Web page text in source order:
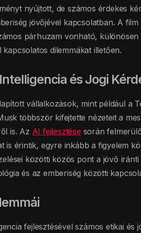
nyújtott, de számos érdekes
jövőjével kapcsolatban. A
párhuzam vonható, különösen
dilemmákat illetően.
és Jogi
vállalkozások, mint például a
többször kifejtette nézeteit a
is. Az AI fejlesztése során
is érintik, egyre inkább a figyelem
közötti közös pont a jövő
és az emberiség közötti
fejlesztésével számos etikai